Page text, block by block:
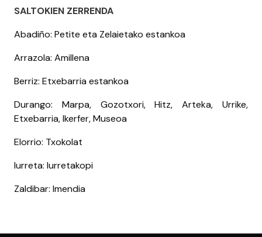
SALTOKIEN ZERRENDA
Abadiño: Petite eta Zelaietako estankoa
Arrazola: Amillena
Berriz: Etxebarria estankoa
Durango: Marpa, Gozotxori, Hitz, Arteka, Urrike,
Etxebarria, Ikerfer, Museoa
Elorrio: Txokolat
Iurreta: Iurretakopi
Zaldibar: Imendia